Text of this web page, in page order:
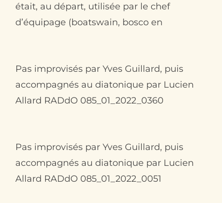
était, au départ, utilisée par le chef
d’équipage (boatswain, bosco en
Pas improvisés par Yves Guillard, puis
accompagnés au diatonique par Lucien
Al­lard RADdO 085_01_2022_0360
Pas improvisés par Yves Guillard, puis
accompagnés au diatonique par Lucien
Al­lard RADdO 085_01_2022_0051